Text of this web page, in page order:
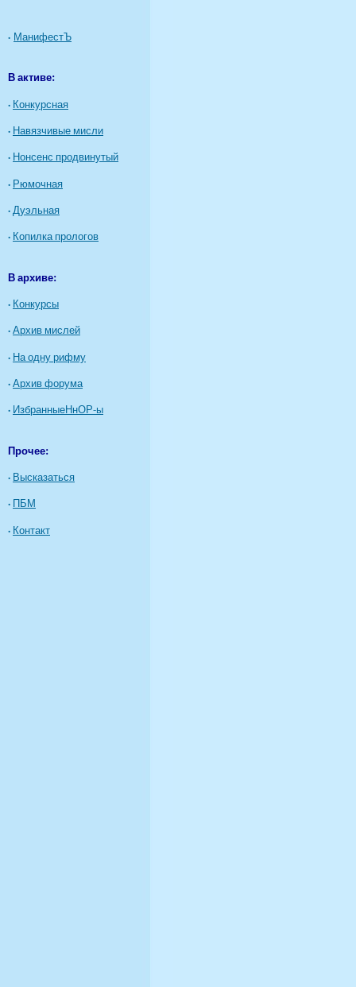
· МанифестЪ
В активе:
· Конкурсная
· Навязчивые мисли
· Нонсенс продвинутый
· Рюмочная
·Дуэльная
· Копилка прологов
В архиве:
· Конкурсы
·Архив мислей
· На одну рифму
·Архив форума
· ИзбранныеНнОР-ы
Прочее:
· Высказаться
· ПБМ
· Контакт